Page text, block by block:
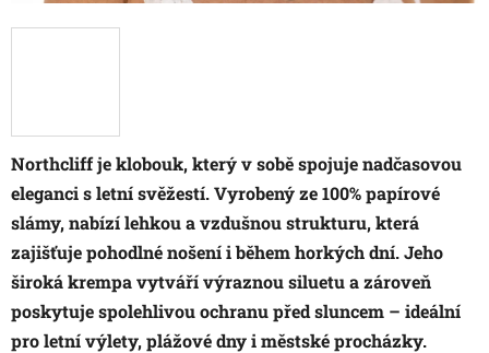
Northcliff je klobouk, který v sobě spojuje nadčasovou
eleganci s letní svěžestí. Vyrobený ze 100% papírové
slámy, nabízí lehkou a vzdušnou strukturu, která
zajišťuje pohodlné nošení i během horkých dní. Jeho
široká krempa vytváří výraznou siluetu a zároveň
poskytuje spolehlivou ochranu před sluncem – ideální
pro letní výlety, plážové dny i městské procházky.